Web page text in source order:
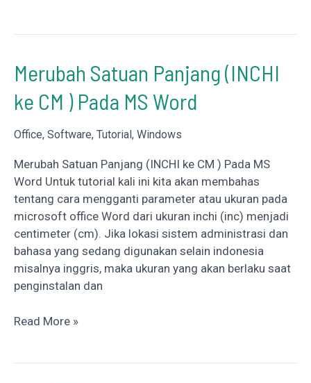
2
Dimensi)
Gratis
Windows
Merubah Satuan Panjang (INCHI
ke CM ) Pada MS Word
Office, Software, Tutorial, Windows
Merubah Satuan Panjang (INCHI ke CM ) Pada MS
Word Untuk tutorial kali ini kita akan membahas
tentang cara mengganti parameter atau ukuran pada
microsoft office Word dari ukuran inchi (inc) menjadi
centimeter (cm). Jika lokasi sistem administrasi dan
bahasa yang sedang digunakan selain indonesia
misalnya inggris, maka ukuran yang akan berlaku saat
penginstalan dan
Merubah
Read More »